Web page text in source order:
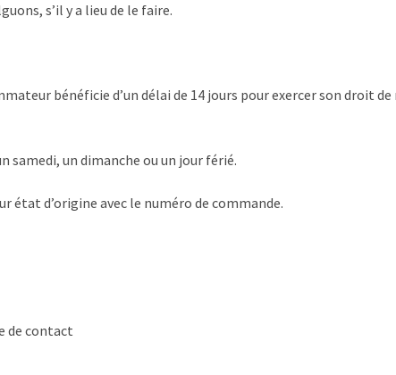
s’il y a lieu de le faire.
bénéficie d’un délai de 14 jours pour exercer son droit
samedi, un dimanche ou un jour férié.
état d’origine avec le numéro de commande.
de contact